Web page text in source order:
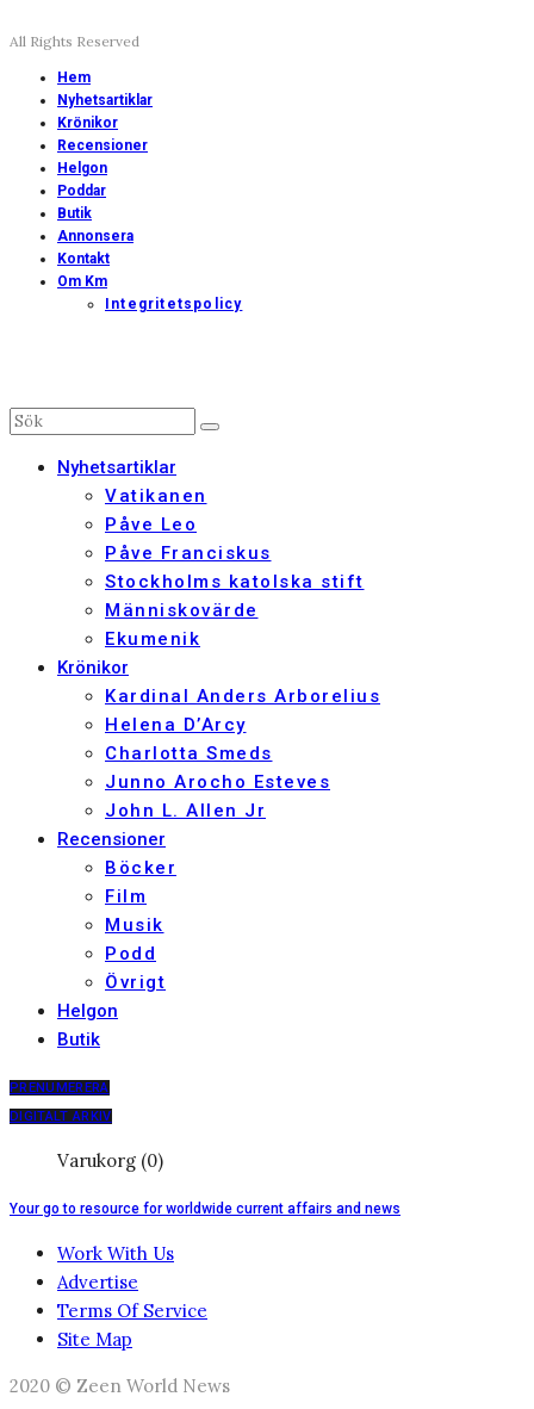
All Rights Reserved
Hem
Nyhetsartiklar
Krönikor
Recensioner
Helgon
Poddar
Butik
Annonsera
Kontakt
Om Km
Integritetspolicy
Nyhetsartiklar
Vatikanen
Påve Leo
Påve Franciskus
Stockholms katolska stift
Människovärde
Ekumenik
Krönikor
Kardinal Anders Arborelius
Helena D’Arcy
Charlotta Smeds
Junno Arocho Esteves
John L. Allen Jr
Recensioner
Böcker
Film
Musik
Podd
Övrigt
Helgon
Butik
PRENUMERERA
DIGITALT ARKIV
Varukorg (0)
Your go to resource for worldwide current affairs and news
Work With Us
Advertise
Terms Of Service
Site Map
2020 © Zeen World News